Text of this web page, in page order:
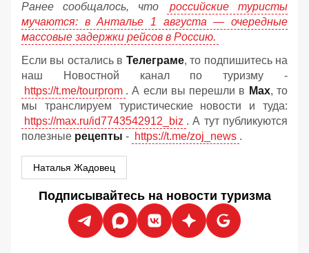
Ранее сообщалось, что
российские туристы
мучаются: в Анталье 1 августа — очередные
массовые задержки рейсов в Россию.
Если вы остались в Телеграме, то подпишитесь на
наш Новостной канал по туризму -
https://t.me/tourprom . А если вы перешли в Мах, то
мы транслируем туристические новости и туда:
https://max.ru/id7743542912_biz . А тут публикуются
полезные рецепты - https://t.me/zoj_news .
Наталья Жадовец
Подписывайтесь на новости туризма